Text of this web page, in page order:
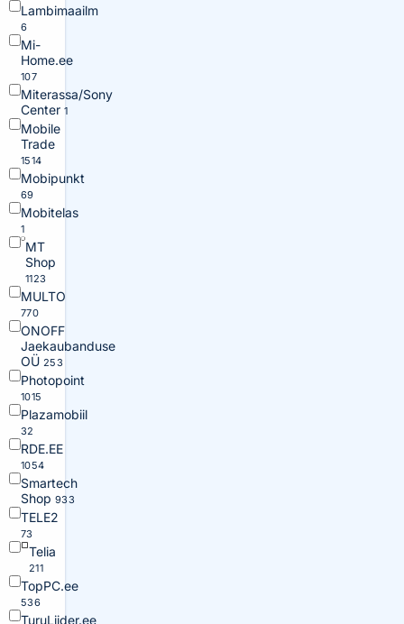
Lambimaailm
6
Mi-
Home.ee
107
Miterassa/Sony
Center 1
Mobile
Trade
1514
Mobipunkt
69
Mobitelas
1
MT
Shop
1123
MULTO
770
ONOFF
Jaekaubanduse
OÜ 253
Photopoint
1015
Plazamobiil
32
RDE.EE
1054
Smartech
Shop 933
TELE2
73
Telia
211
TopPC.ee
536
TuruLiider.ee